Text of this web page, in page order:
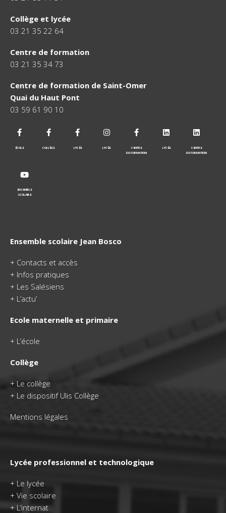
Collège et lycée
03 21 35 22 64
Centre de formation
03 21 35 34 73
Centre de formation de Saint-Omer
Quai du Haut Pont
03 59 61 90 10
ÉCOLE COLLÈGE LYCÉE LYCÉE
CENTRE
DE FORMATION
LYCÉE
CENTRE
DE FORMATION
ENSEMBLE
SCOLAIRE
Ensemble scolaire Jean Bosco
+ Contacts et accès
+ Infos pratiques
+ Les Salésiens
+ L’actu’
Ecole maternelle et primaire
+ L’école
Collège
+ Le collège
+ Le dispositif Ulis Collège
Mentions légales
Lycée professionnel et technologique
+ Le lycée
+ Vie scolaire
+ L’internat